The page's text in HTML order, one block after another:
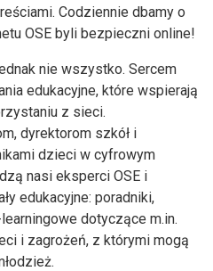
Codziennie dbamy o
OSE byli bezpieczni online!
nie wszystko. Sercem
edukacyjne, które wspierają
z sieci.
dyrektorom szkół i
dzieci w cyfrowym
nasi eksperci OSE i
edukacyjne: poradniki,
dotyczące m.in.
i zagrożeń, z którymi mogą